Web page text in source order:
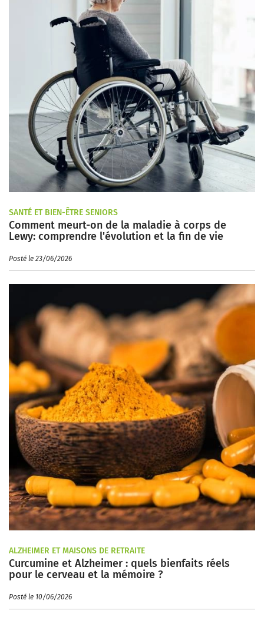
SANTÉ ET BIEN-ÊTRE SENIORS
Comment meurt-on de la maladie à corps de
Lewy: comprendre l'évolution et la fin de vie
Posté le 23/06/2026
ALZHEIMER ET MAISONS DE RETRAITE
Curcumine et Alzheimer : quels bienfaits réels
pour le cerveau et la mémoire ?
Posté le 10/06/2026